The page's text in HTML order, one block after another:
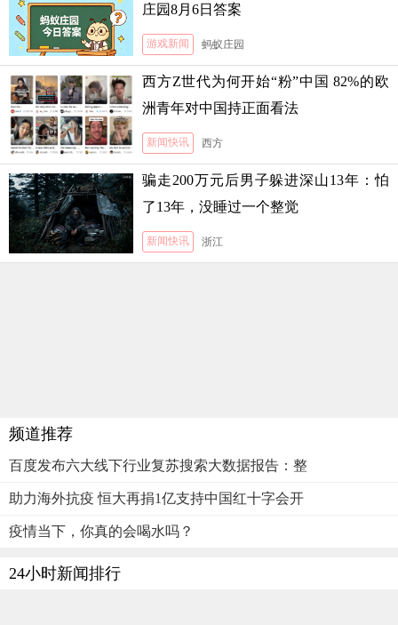
庄园8月6日答案
游戏新闻 蚂蚁庄园
西方Z世代为何开始“粉”中国 82%的欧
洲青年对中国持正面看法
新闻快讯 西方
骗走200万元后男子躲进深山13年：怕
了13年，没睡过一个整觉
新闻快讯 浙江
频道推荐
百度发布六大线下行业复苏搜索大数据报告：整
助力海外抗疫 恒大再捐1亿支持中国红十字会开
疫情当下，你真的会喝水吗？
24小时新闻排行